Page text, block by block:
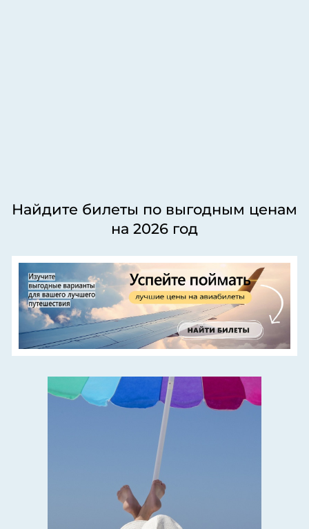
Найдите билеты по выгодным ценам
на 2026 год